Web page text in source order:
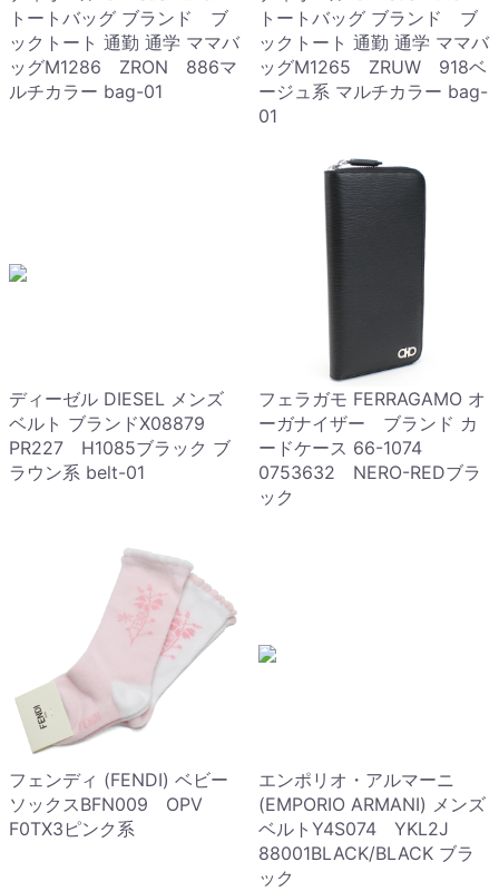
トートバッグ ブランド ブ
ックトート 通勤 通学 ママバ
ッグM1286 ZRON 886マ
ルチカラー bag-01
トートバッグ ブランド ブ
ックトート 通勤 通学 ママバ
ッグM1265 ZRUW 918ベ
ージュ系 マルチカラー bag-
01
ディーゼル DIESEL メンズ
ベルト ブランドX08879
PR227 H1085ブラック ブ
ラウン系 belt-01
フェラガモ FERRAGAMO オ
ーガナイザー ブランド カ
ードケース 66-1074
0753632 NERO-REDブラ
ック
フェンディ (FENDI) ベビー
ソックスBFN009 OPV
F0TX3ピンク系
エンポリオ・アルマーニ
(EMPORIO ARMANI) メンズ
ベルトY4S074 YKL2J
88001BLACK/BLACK ブラ
ック